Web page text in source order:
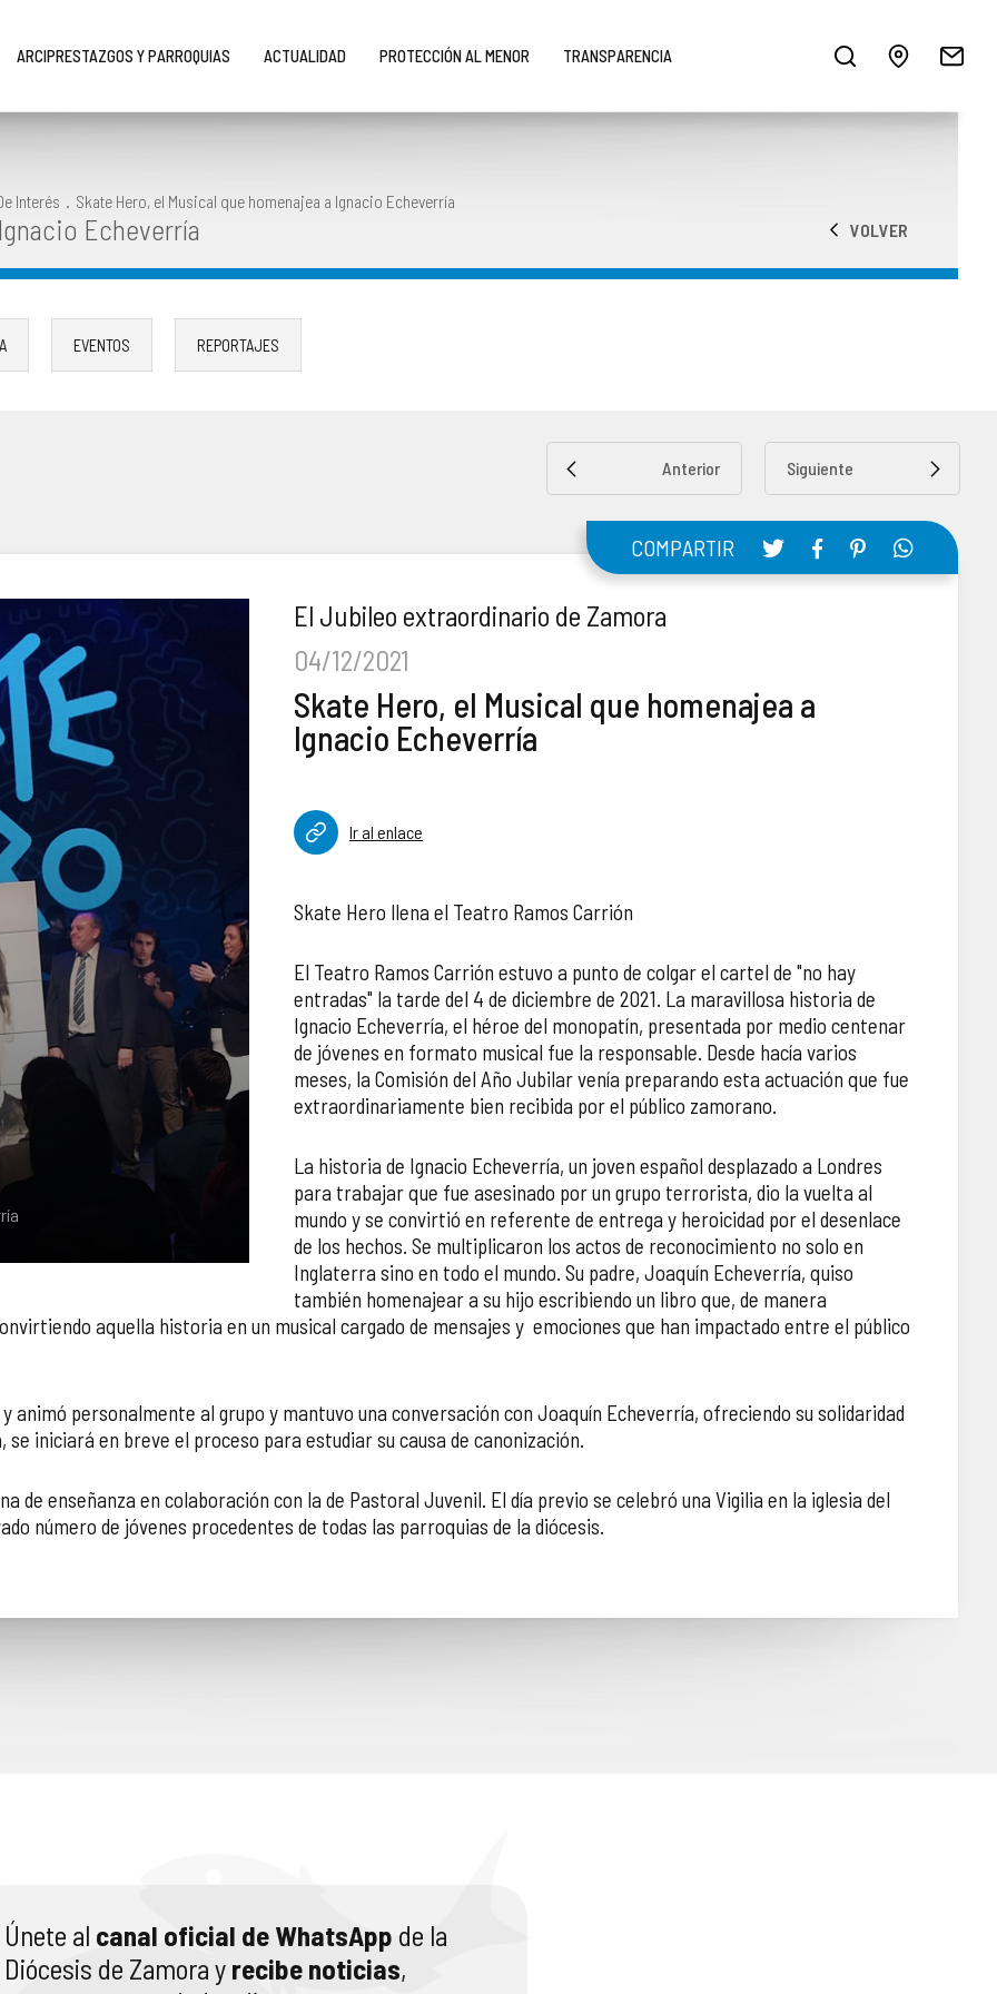
ARCIPRESTAZGOS Y PARROQUIAS ACTUALIDAD PROTECCIÓN AL MENOR TRANSPARENCIA
Interés . Skate Hero, el Musical que homenajea a Ignacio Echeverría
Echeverría VOLVER
EVENTOS REPORTAJES
Anterior Siguiente
El Jubileo extraordinario de Zamora
04/12/2021
COMPARTIR
Skate Hero, el Musical que homenajea a
Ignacio Echeverría
Ir al enlace
Skate Hero llena el Teatro Ramos Carrión
El Teatro Ramos Carrión estuvo a punto de colgar el cartel de "no hay
entradas" la tarde del 4 de diciembre de 2021. La maravillosa historia de
Ignacio Echeverría, el héroe del monopatín, presentada por medio centenar
de jóvenes en formato musical fue la responsable. Desde hacía varios
meses, la Comisión del Año Jubilar venía preparando esta actuación que fue
extraordinariamente bien recibida por el público zamorano.
La historia de Ignacio Echeverría, un joven español desplazado a Londres
para trabajar que fue asesinado por un grupo terrorista, dio la vuelta al
mundo y se convirtió en referente de entrega y heroicidad por el desenlace
de los hechos. Se multiplicaron los actos de reconocimiento no solo en
Inglaterra sino en todo el mundo. Su padre, Joaquín Echeverría, quiso
también homenajear a su hijo escribiendo un libro que, de manera
aquella historia en un musical cargado de mensajes y emociones que han impactado entre el público
animó personalmente al grupo y mantuvo una conversación con Joaquín Echeverría, ofreciendo su solidaridad
iniciará en breve el proceso para estudiar su causa de canonización.
de enseñanza en colaboración con la de Pastoral Juvenil. El día previo se celebró una Vigilia en la iglesia del
número de jóvenes procedentes de todas las parroquias de la diócesis.
Únete al canal oficial de WhatsApp de la
Diócesis de Zamora y recibe noticias,